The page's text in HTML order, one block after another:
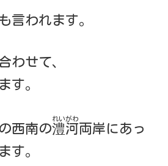
言われます。
わせて、
す。
西南の澧河
れいがわ
両岸にあっ
す。